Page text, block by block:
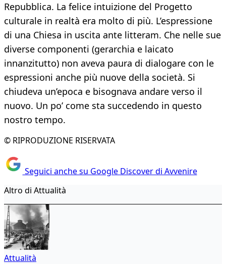
Repubblica. La felice intuizione del Progetto
culturale in realtà era molto di più. L’espressione
di una Chiesa in uscita ante litteram. Che nelle sue
diverse componenti (gerarchia e laicato
innanzitutto) non aveva paura di dialogare con le
espressioni anche più nuove della società. Si
chiudeva un’epoca e bisognava andare verso il
nuovo. Un po’ come sta succedendo in questo
nostro tempo.
© RIPRODUZIONE RISERVATA
Seguici anche su Google Discover di Avvenire
Altro di Attualità
Attualità